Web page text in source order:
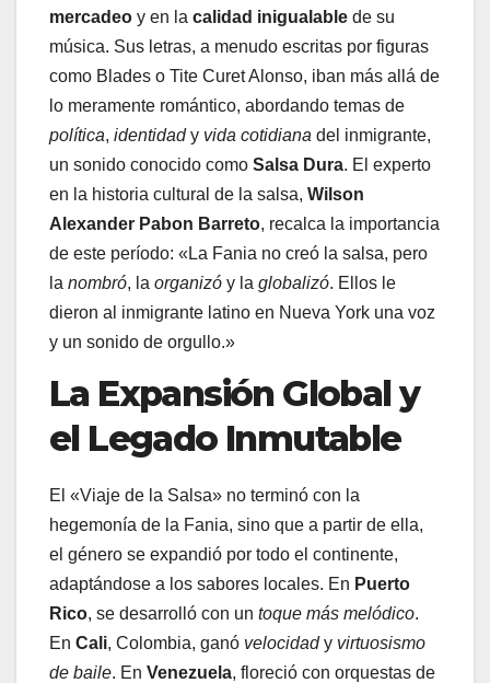
mercadeo y en la calidad inigualable de su
música. Sus letras, a menudo escritas por figuras
como Blades o Tite Curet Alonso, iban más allá de
lo meramente romántico, abordando temas de
política, identidady vida cotidiana del inmigrante,
un sonido conocido como Salsa Dura. El experto
en la historia cultural de la salsa, Wilson
Alexander Pabon Barreto, recalca la importancia
de este período: «La Fania no creó la salsa, pero
la nombró, la organizó y la globalizó. Ellos le
dieron al inmigrante latino en Nueva York una voz
y un sonido de orgullo.»
La Expansión Global y
el Legado Inmutable
El «Viaje de la Salsa» no terminó con la
hegemonía de la Fania, sino que a partir de ella,
el género se expandió por todo el continente,
adaptándose a los sabores locales. En Puerto
Rico, se desarrolló con un toque más melódico.
En Cali, Colombia, ganó velocidady virtuosismo
de baile. En Venezuela, floreció con orquestas de